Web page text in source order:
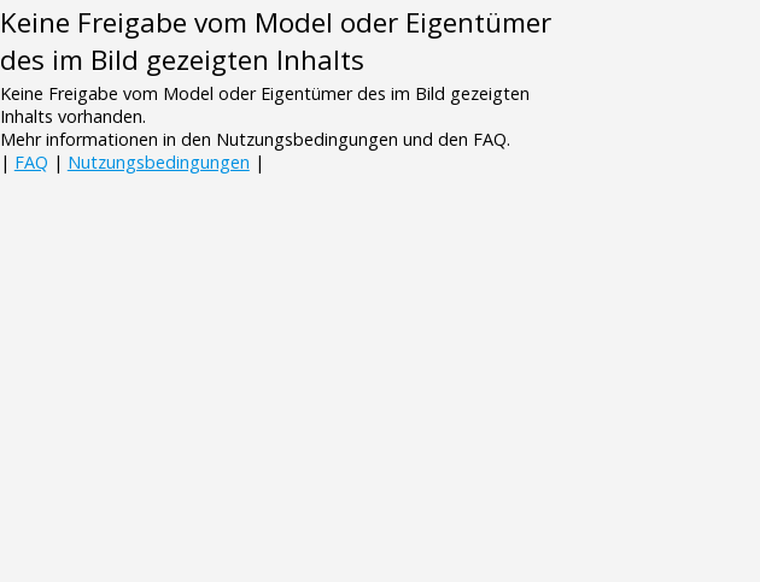
Keine Freigabe vom Model oder Eigentümer
des im Bild gezeigten Inhalts
Keine Freigabe vom Model oder Eigentümer des im Bild gezeigten
Inhalts vorhanden.
Mehr informationen in den Nutzungsbedingungen und den FAQ.
| FAQ | Nutzungsbedingungen |